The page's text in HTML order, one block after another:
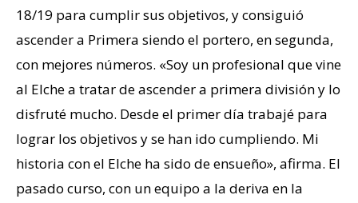
18/19 para cumplir sus objetivos, y consiguió
ascender a Primera siendo el portero, en segunda,
con mejores números. «Soy un profesional que vine
al Elche a tratar de ascender a primera división y lo
disfruté mucho. Desde el primer día trabajé para
lograr los objetivos y se han ido cumpliendo. Mi
historia con el Elche ha sido de ensueño», afirma. El
pasado curso, con un equipo a la deriva en la